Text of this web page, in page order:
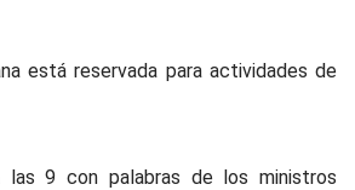
está reservada para actividades de
las 9 con palabras de los ministros